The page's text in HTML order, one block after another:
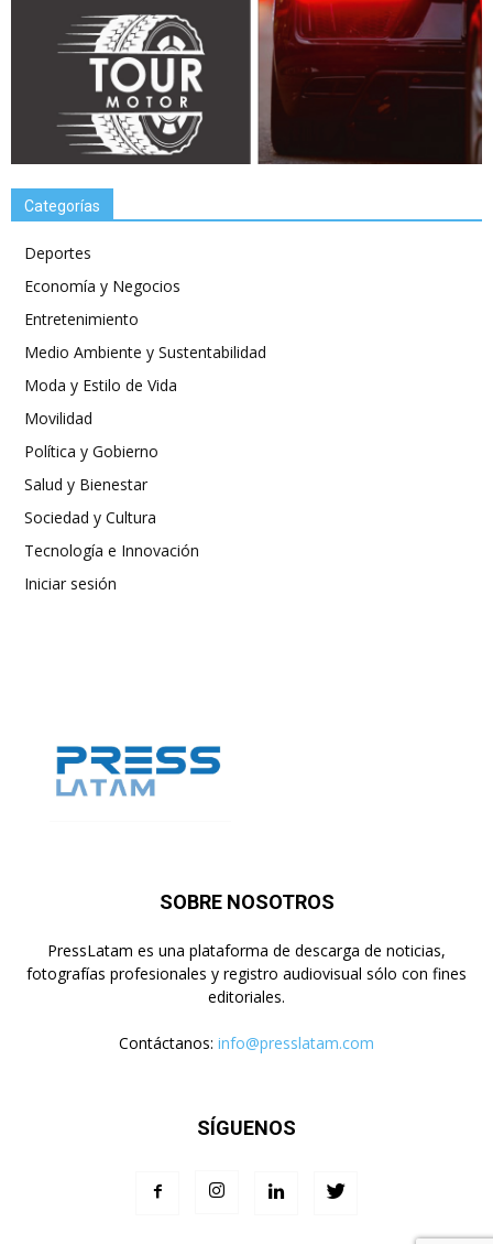
Categorías
Deportes
Economía y Negocios
Entretenimiento
Medio Ambiente y Sustentabilidad
Moda y Estilo de Vida
Movilidad
Política y Gobierno
Salud y Bienestar
Sociedad y Cultura
Tecnología e Innovación
Iniciar sesión
SOBRE NOSOTROS
PressLatam es una plataforma de descarga de noticias,
fotografías profesionales y registro audiovisual sólo con fines
editoriales.
Contáctanos: info@presslatam.com
SÍGUENOS